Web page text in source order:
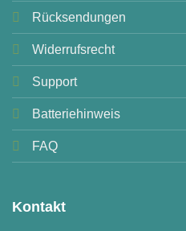
Rücksendungen
Widerrufsrecht
Support
Batteriehinweis
FAQ
Kontakt